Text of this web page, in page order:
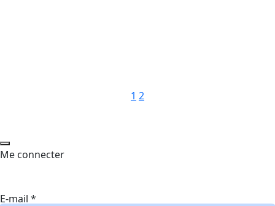
Pagination
1 2
Me connecter
E-mail *